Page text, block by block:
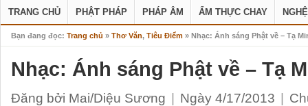
TRANG CHỦ PHẬT PHÁP PHÁP ÂM ẨM THỰC CHAY
Bạn đang đọc: Trang chủ » Thơ Văn, Tiêu Điểm » Nhạc: Ánh sáng Phật về – Tạ
Nhạc: Ánh sáng Phật về – Tạ
Đăng bởi Mai/Diệu Sương Ngày 4/17/2013